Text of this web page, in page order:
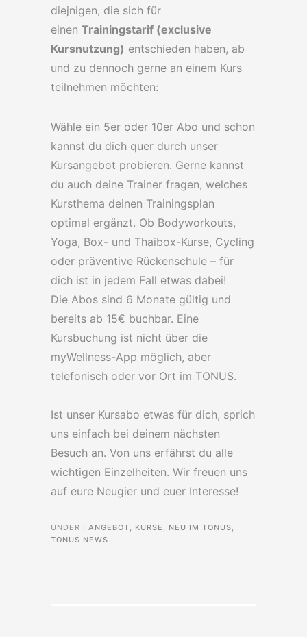
diejnigen, die sich für
einen Trainingstarif (exclusive
Kursnutzung) entschieden haben, ab
und zu dennoch gerne an einem Kurs
teilnehmen möchten:
Wähle ein 5er oder 10er Abo und schon
kannst du dich quer durch unser
Kursangebot probieren. Gerne kannst
du auch deine Trainer fragen, welches
Kursthema deinen Trainingsplan
optimal ergänzt. Ob Bodyworkouts,
Yoga, Box- und Thaibox-Kurse, Cycling
oder präventive Rückenschule – für
dich ist in jedem Fall etwas dabei!
Die Abos sind 6 Monate gültig und
bereits ab 15€ buchbar. Eine
Kursbuchung ist nicht über die
myWellness-App möglich, aber
telefonisch oder vor Ort im TONUS.
Ist unser Kursabo etwas für dich, sprich
uns einfach bei deinem nächsten
Besuch an. Von uns erfährst du alle
wichtigen Einzelheiten. Wir freuen uns
auf eure Neugier und euer Interesse!
UNDER : ANGEBOT, KURSE , NEU IM TONUS,
TONUS NEWS